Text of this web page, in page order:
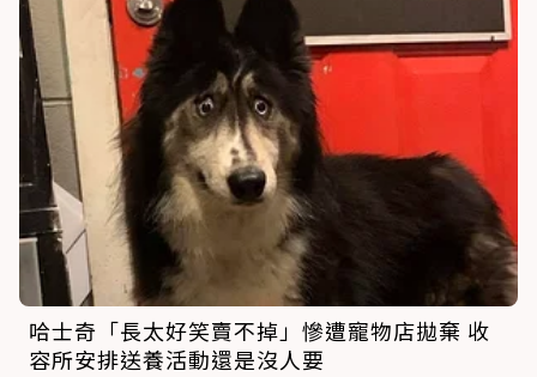
哈士奇「長太好笑賣不掉」慘遭寵物店拋棄 收
容所安排送養活動還是沒人要